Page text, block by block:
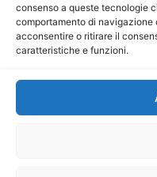
consenso a queste tecnologie
comportamento di navigazione
acconsentire o ritirare il
caratteristiche e funzioni.
Direttore
Direttore
Mercurio
iscritta al Registro